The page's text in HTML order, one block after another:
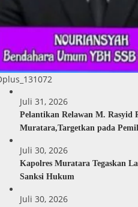
Juli 31, 2026
Pelantikan Relawan M. Rasyid
Muratara,Targetkan pada
Juli 30, 2026
Kapolres Muratara Tegaskan
Sanksi Hukum
Juli 30, 2026